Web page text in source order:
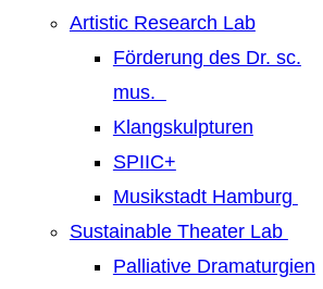
Artistic Research Lab
Förderung des Dr. sc.
mus.
Klangskulpturen
SPIIC+
Musikstadt Hamburg
Sustainable Theater Lab
Palliative Dramaturgien